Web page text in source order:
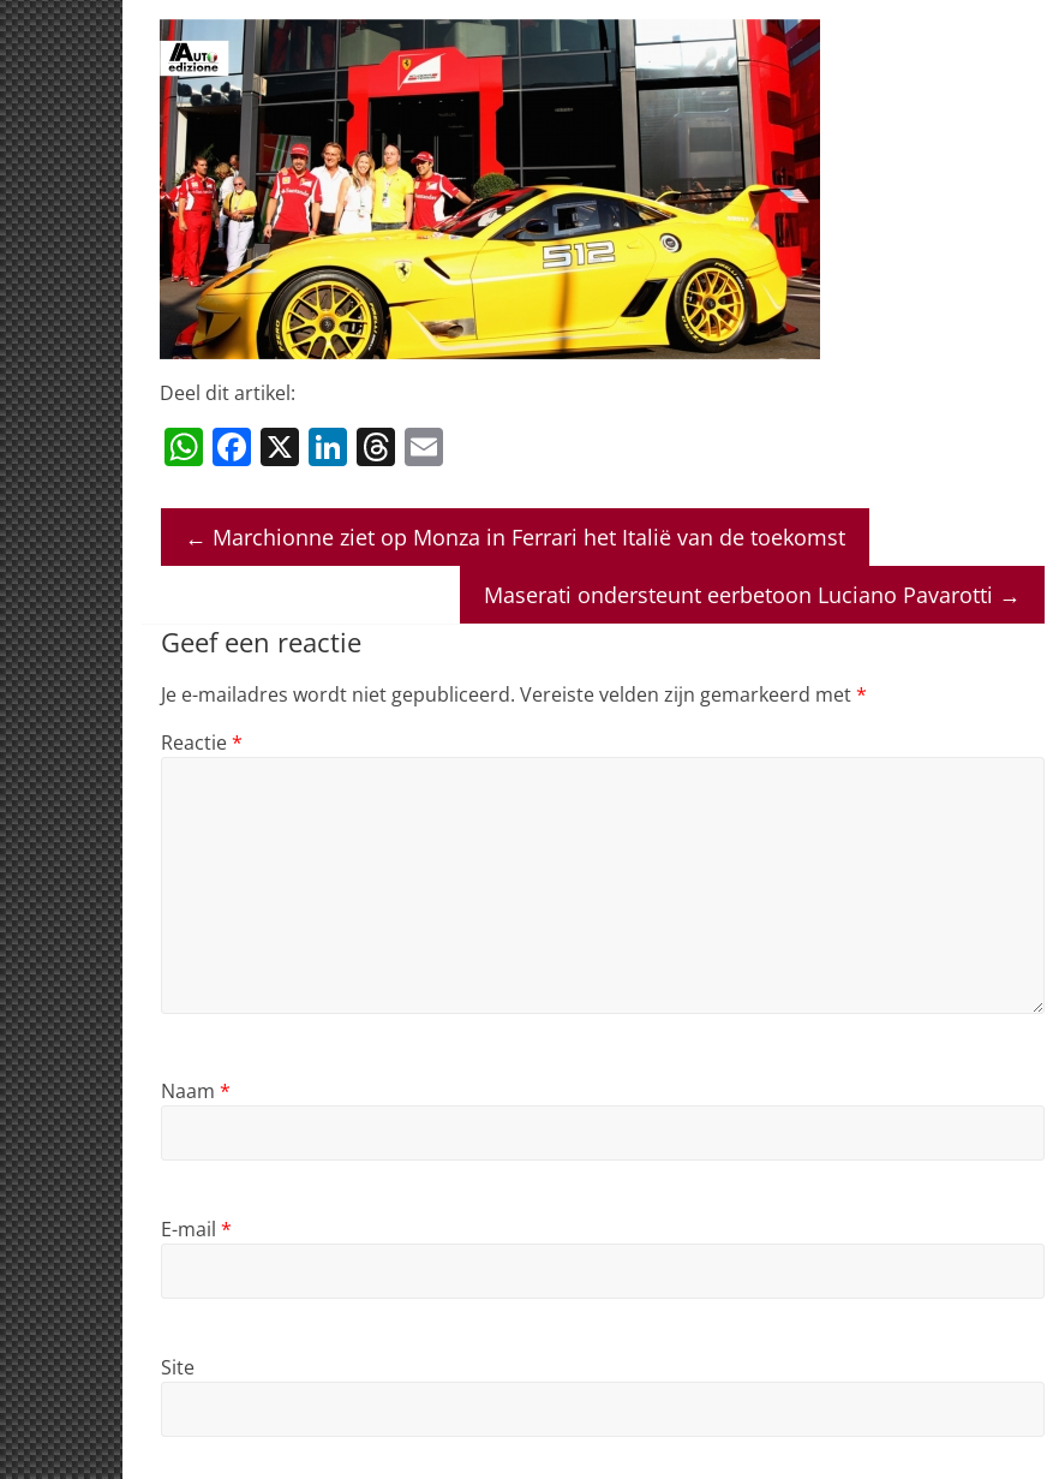
Deel dit artikel:
W
at
s
p
F
c
e
o
o
k
X Li
k
e
n
T
re
a
ai
l
← Marchionne ziet op Monza in Ferrari het Italië van de toekomst
Maserati ondersteunt eerbetoon Luciano Pavarotti →
Geef een reactie
Je e-mailadres wordt niet gepubliceerd. Vereiste velden zijn gemarkeerd met*
Reactie*
Naam *
E-mail *
Site